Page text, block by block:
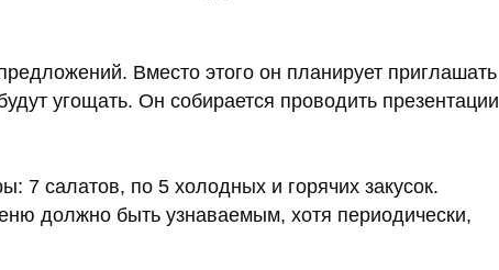
Вместо этого он планирует приглашать
угощать. Он собирается проводить презентации
7 салатов, по 5 холодных и горячих закусок.
должно быть узнаваемым, хотя периодически,